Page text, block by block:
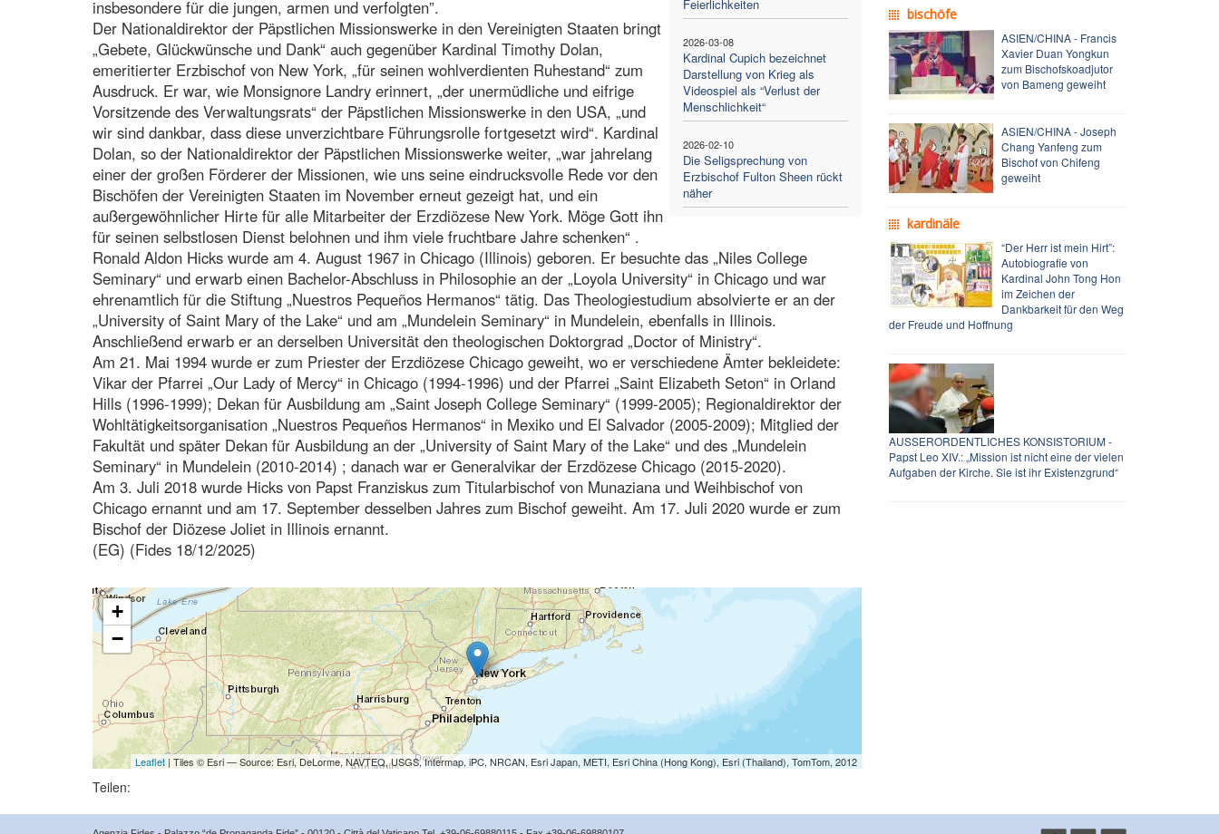
Feierlichkeiten
2026-03-08
Kardinal Cupich bezeichnet
Darstellung von Krieg als
Videospiel als “Verlust der
Menschlichkeit“
2026-02-10
Die Seligsprechung von
Erzbischof Fulton Sheen rückt
näher
insbesondere für die jungen, armen und verfolgten”.
Der Nationaldirektor der Päpstlichen Missionswerke in den Vereinigten Staaten bringt
„Gebete, Glückwünsche und Dank“ auch gegenüber Kardinal Timothy Dolan,
emeritierter Erzbischof von New York, „für seinen wohlverdienten Ruhestand“ zum
Ausdruck. Er war, wie Monsignore Landry erinnert, „der unermüdliche und eifrige
Vorsitzende des Verwaltungsrats“ der Päpstlichen Missionswerke in den USA, „und
wir sind dankbar, dass diese unverzichtbare Führungsrolle fortgesetzt wird“. Kardinal
Dolan, so der Nationaldirektor der Päpstlichen Missionswerke weiter, „war jahrelang
einer der großen Förderer der Missionen, wie uns seine eindrucksvolle Rede vor den
Bischöfen der Vereinigten Staaten im November erneut gezeigt hat, und ein
außergewöhnlicher Hirte für alle Mitarbeiter der Erzdiözese New York. Möge Gott ihn
für seinen selbstlosen Dienst belohnen und ihm viele fruchtbare Jahre schenken“ .
Ronald Aldon Hicks wurde am 4. August 1967 in Chicago (Illinois) geboren. Er besuchte das „Niles College
Seminary“ und erwarb einen Bachelor-Abschluss in Philosophie an der „Loyola University“ in Chicago und war
ehrenamtlich für die Stiftung „Nuestros Pequeños Hermanos“ tätig. Das Theologiestudium absolvierte er an der
„University of Saint Mary of the Lake“ und am „Mundelein Seminary“ in Mundelein, ebenfalls in Illinois.
Anschließend erwarb er an derselben Universität den theologischen Doktorgrad „Doctor of Ministry“.
Am 21. Mai 1994 wurde er zum Priester der Erzdiözese Chicago geweiht, wo er verschiedene Ämter bekleidete:
Vikar der Pfarrei „Our Lady of Mercy“ in Chicago (1994-1996) und der Pfarrei „Saint Elizabeth Seton“ in Orland
Hills (1996-1999); Dekan für Ausbildung am „Saint Joseph College Seminary“ (1999-2005); Regionaldirektor der
Wohltätigkeitsorganisation „Nuestros Pequeños Hermanos“ in Mexiko und El Salvador (2005-2009); Mitglied der
Fakultät und später Dekan für Ausbildung an der „University of Saint Mary of the Lake“ und des „Mundelein
Seminary“ in Mundelein (2010-2014) ; danach war er Generalvikar der Erzdözese Chicago (2015-2020).
Am 3. Juli 2018 wurde Hicks von Papst Franziskus zum Titularbischof von Munaziana und Weihbischof von
Chicago ernannt und am 17. September desselben Jahres zum Bischof geweiht. Am 17. Juli 2020 wurde er zum
Bischof der Diözese Joliet in Illinois ernannt.
(EG) (Fides 18/12/2025)
+
−
Leaflet| Tiles © Esri — Source: Esri, DeLorme, NAVTEQ, USGS, Intermap, iPC, NRCAN, Esri Japan, METI, Esri China (Hong Kong), Esri (Thailand), TomTom, 2012
Teilen:
bischöfe
ASIEN/CHINA - Francis
Xavier Duan Yongkun
zum Bischofskoadjutor
von Bameng geweiht
ASIEN/CHINA - Joseph
Chang Yanfeng zum
Bischof von Chifeng
geweiht
kardinäle
“Der Herr ist mein Hirt”:
Autobiografie von
Kardinal John Tong Hon
im Zeichen der
Dankbarkeit für den Weg
der Freude und Hoffnung
AUSSERORDENTLICHES KONSISTORIUM -
Papst Leo XIV.: „Mission ist nicht eine der vielen
Aufgaben der Kirche. Sie ist ihr Existenzgrund“